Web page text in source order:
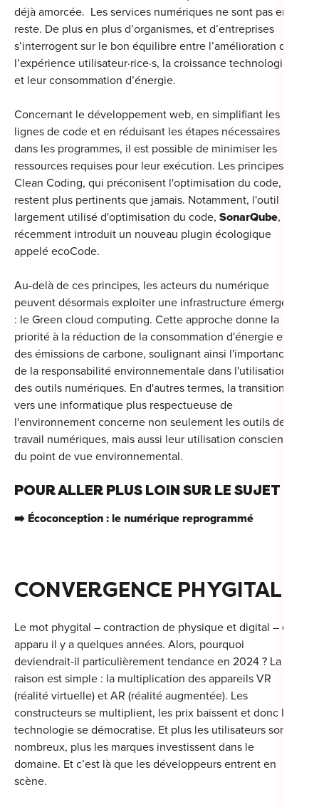
déjà amorcée. Les services numériques ne sont pas en
reste. De plus en plus d’organismes, et d’entreprises
s’interrogent sur le bon équilibre entre l’amélioration de
l’expérience utilisateur·rice·s, la croissance technologique
et leur consommation d’énergie.
Concernant le développement web, en simplifiant les
lignes de code et en réduisant les étapes nécessaires
dans les programmes, il est possible de minimiser les
ressources requises pour leur exécution. Les principes du
Clean Coding, qui préconisent l'optimisation du code,
restent plus pertinents que jamais. Notamment, l'outil
largement utilisé d'optimisation du code, SonarQube, a
récemment introduit un nouveau plugin écologique
appelé ecoCode.
Au-delà de ces principes, les acteurs du numérique
peuvent désormais exploiter une infrastructure émergente
: le Green cloud computing. Cette approche donne la
priorité à la réduction de la consommation d'énergie et
des émissions de carbone, soulignant ainsi l'importance
de la responsabilité environnementale dans l'utilisation
des outils numériques. En d'autres termes, la transition
vers une informatique plus respectueuse de
l'environnement concerne non seulement les outils de
travail numériques, mais aussi leur utilisation consciente
du point de vue environnemental.
POUR ALLER PLUS LOIN SUR LE SUJET :
➡️ Écoconception : le numérique reprogrammé
CONVERGENCE PHYGITALE
Le mot phygital – contraction de physique et digital – est
apparu il y a quelques années. Alors, pourquoi
deviendrait-il particulièrement tendance en 2024 ? La
raison est simple : la multiplication des appareils VR
(réalité virtuelle) et AR (réalité augmentée). Les
constructeurs se multiplient, les prix baissent et donc la
technologie se démocratise. Et plus les utilisateurs sont
nombreux, plus les marques investissent dans le
domaine. Et c’est là que les développeurs entrent en
scène.